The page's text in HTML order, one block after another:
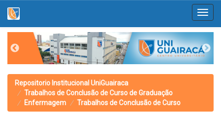
navigation
Repositorio Institucional UniGuairaca
Trabalhos de Conclusão de Curso de Graduação
Enfermagem
Trabalhos de Conclusão de Curso